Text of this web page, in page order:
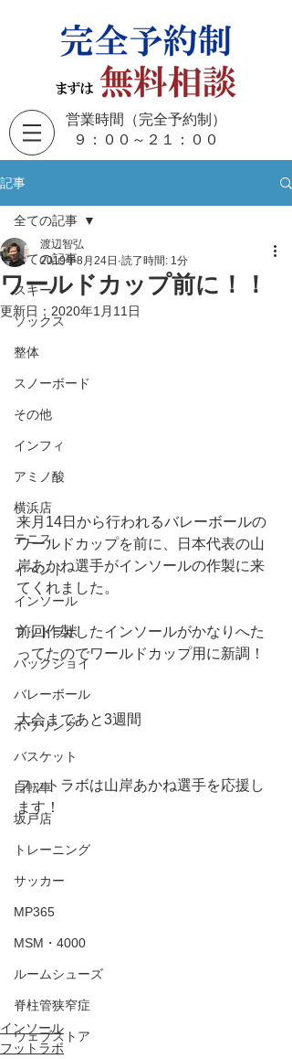
営業時間（完全予約制）
​９：００～２１：００
記事
全ての記事
スキー
ソックス
整体
スノーボード
その他
インフィ
アミノ酸
横浜店
テニス
イベント
インソール
フットラボ
バックジョイ
バレーボール
ボウリング
バスケット
自転車
坂戸店
トレーニング
サッカー
MP365
MSM・4000
ルームシューズ
脊柱管狭窄症
ウェブストア
全ての記事
ワールドカップ前に！！
渡辺智弘
2019年8月24日 読了時間: 1分
更新日： 2020年1月11日
来月14日から行われるバレーボールの
ワールドカップを前に、日本代表の山
岸あかね選手がインソールの作製に来
てくれました。
前回作製したインソールがかなりへた
ってたのでワールドカップ用に新調！
大会まであと3週間
フットラボは山岸あかね選手を応援し
ます！
インソール
フットラボ